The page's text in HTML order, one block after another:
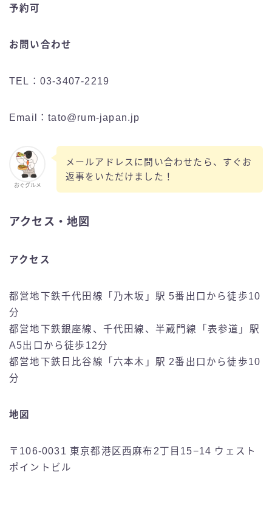
予約可
お問い合わせ
TEL：03-3407-2219
Email：tato@rum-japan.jp
おぐグルメ
メールアドレスに問い合わせたら、すぐお
返事をいただけました！
アクセス・地図
アクセス
都営地下鉄千代田線「乃木坂」駅 5番出口から徒歩10
分
都営地下鉄銀座線、千代田線、半蔵門線「表参道」駅
A5出口から徒歩12分
都営地下鉄日比谷線「六本木」駅 2番出口から徒歩10
分
地図
〒106-0031 東京都港区西麻布2丁目15−14 ウェスト
ポイントビル